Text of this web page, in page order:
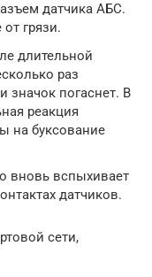
датчика АБС.
грязи.
длительной
раз
значок погаснет. В
реакция
на буксование
вновь вспыхивает
датчиков.
сети,